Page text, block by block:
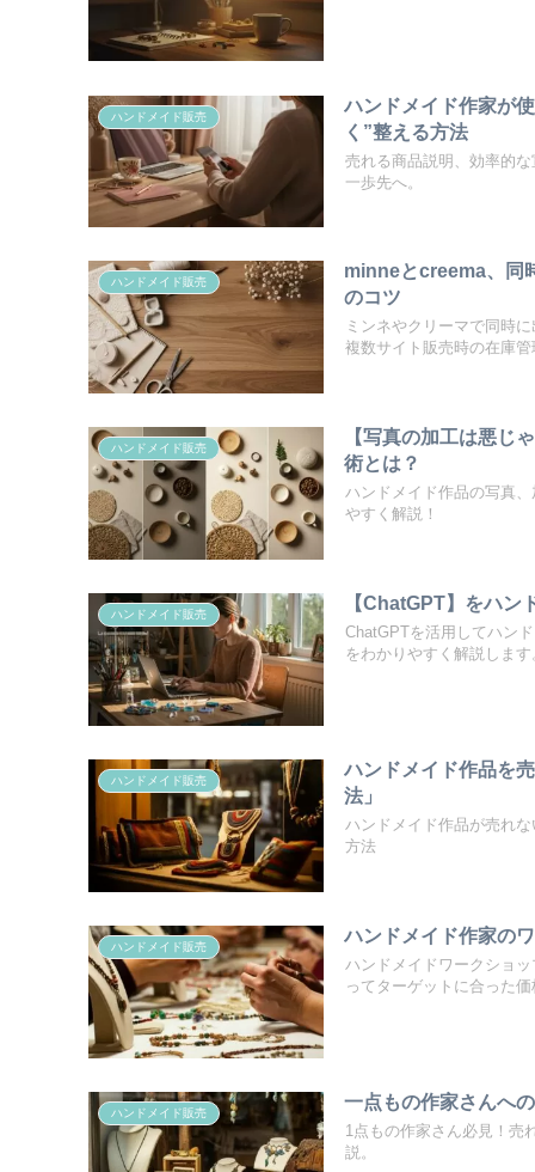
ハンドメイド販売
ハンドメイド作家が
く”整える方法
売れる商品説明、効率的
一歩先へ。
ハンドメイド販売
minneとcreema、同
のコツ
ミンネやクリーマで同時
複数サイト販売時の在庫
ハンドメイド販売
【写真の加工は悪じ
術とは？
ハンドメイド作品の写真
やすく解説！
ハンドメイド販売
【ChatGPT】をハ
ChatGPTを活用してハン
をわかりやすく解説します
ハンドメイド販売
ハンドメイド作品を
法」
ハンドメイド作品が売れ
方法
ハンドメイド販売
ハンドメイド作家の
ハンドメイドワークショ
ってターゲットに合った
ハンドメイド販売
一点もの作家さんへ
1点もの作家さん必見！売
説。